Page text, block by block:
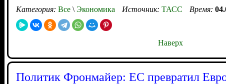
Категория: Все \ Экономика Источник: ТАСС Время:
Наверх
Политик Фронмайер: ЕС превратил